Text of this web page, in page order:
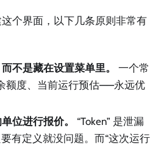
个界面，以下几条原则非常有
不是藏在设置菜单里。
一个常
额度、当前运行预估——永远优
位进行报价。
“Token” 是泄漏
有定义就没问题。而“这次运行